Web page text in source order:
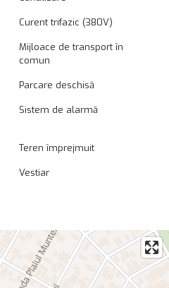
Curent trifazic (380V)
Mijloace de transport în
comun
Parcare deschisă
Sistem de alarmă
Teren împrejmuit
Vestiar